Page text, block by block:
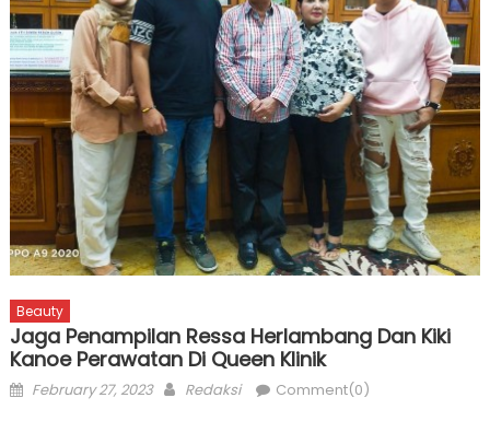
Beauty
Jaga Penampilan Ressa Herlambang Dan Kiki
Kanoe Perawatan Di Queen Klinik
Posted
February 27, 2023 Author
Redaksi Comment(0)